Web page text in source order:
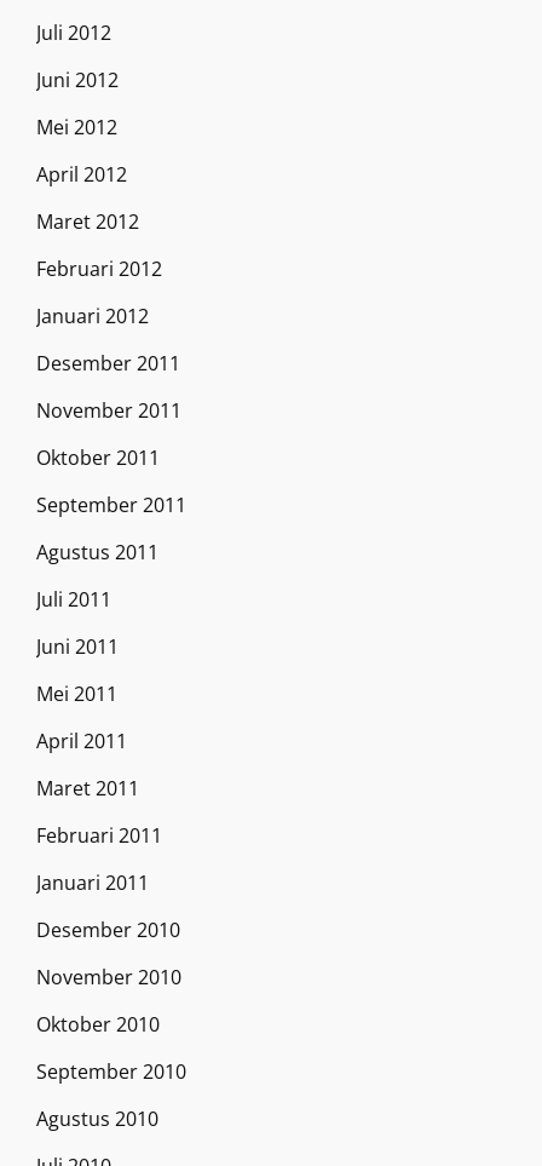
Juli 2012
Juni 2012
Mei 2012
April 2012
Maret 2012
Februari 2012
Januari 2012
Desember 2011
November 2011
Oktober 2011
September 2011
Agustus 2011
Juli 2011
Juni 2011
Mei 2011
April 2011
Maret 2011
Februari 2011
Januari 2011
Desember 2010
November 2010
Oktober 2010
September 2010
Agustus 2010